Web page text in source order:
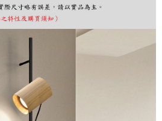
供個人資料，並將交易相關給付款項請求債
。
瀏覽以下網址：
意申辦者引起之損失，本公司不負相關責
，將依據個別帳號之用戶狀況，依本公司即
仍有額度不足之情形，本公司將視審查結果
用他人資訊註冊。若發現惡意使用之情形，